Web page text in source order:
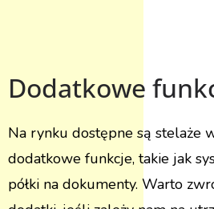
Dodatkowe
Na rynku dostępne są stelaże
dodatkowe funkcje, takie jak
półki na dokumenty. Warto